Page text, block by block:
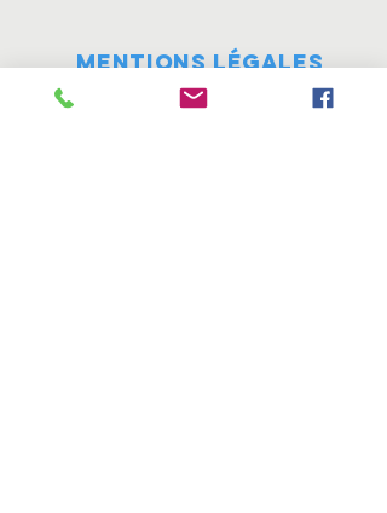
Mentionslégales
"Les mentions légales sont directement